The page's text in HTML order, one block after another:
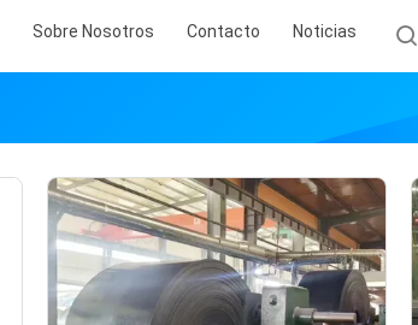
Sobre Nosotros Contacto Noticias